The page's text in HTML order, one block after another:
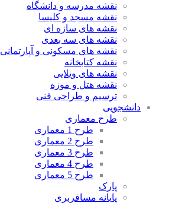
نقشه مدرسه و دانشگاه
نقشه مسجد و کلیسا
نقشه های سازه ای
نقشه های سه بعدی
نقشه های مسکونی و آپارتمانی
نقشه کتابخانه
نقشه های ویلایی
نقشه هتل و موزه
ترسیم و طراحی فنی
دانشجویی
طرح معماری
طرح 1 معماری
طرح 2 معماری
طرح 3 معماری
طرح 4 معماری
طرح 5 معماری
پارک
پایانه مسافربری